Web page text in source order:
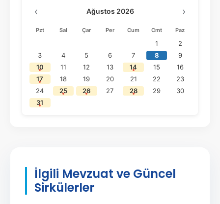
‹ Ağustos 2026 ›
Pzt Sal Çar Per Cum Cmt Paz
1
2
3
4 5 6 7 8
9
10
11 12 13 14 15
16
17
18 19 20 21 22
23
24
25 26 27 28 29
30
31
İlgili Mevzuat ve Güncel
Sirkülerler